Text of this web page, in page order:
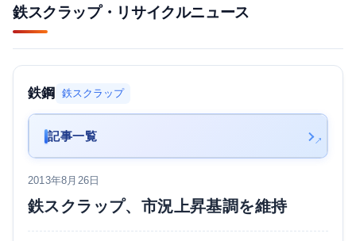
鉄スクラップ・リサイクルニュース
鉄鋼 鉄スクラップ
記事一覧
2013年8月26日
鉄スクラップ、市況上昇基調を維持